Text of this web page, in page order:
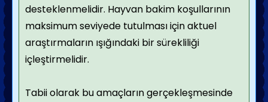
desteklenmelidir. Hayvan bakim koşullarının
maksimum seviyede tutulması için aktuel
araştırmaların ışığındaki bir sürekliliği
içleştirmelidir.
Tabii olarak bu amaçların gerçekleşmesinde